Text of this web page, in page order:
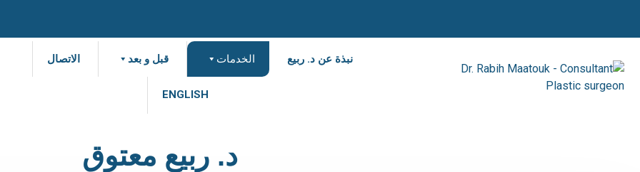
نبذة عن د. ربيع الخدمات قبل و بعد الاتصال
ENGLISH
د. ربيع معتوق